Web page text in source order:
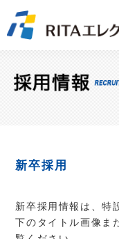
新卒採用
新卒採用情報は、特
下のタイトル画像ま